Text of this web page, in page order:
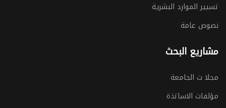
تسيير الموارد البشرية
نصوص عامة
مشاريع البحث
مجلا ت الجامعة
مؤلفات الاساتذة